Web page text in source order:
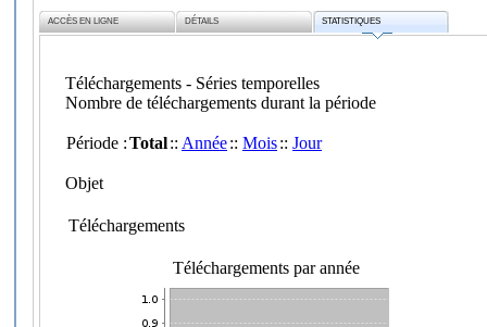
ACCÈS EN LIGNE DÉTAILS STATISTIQUES